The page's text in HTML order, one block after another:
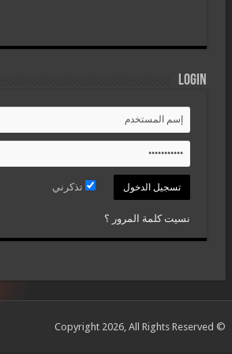
Login
تذكرني
نسيت كلمة المرور ؟
© Copyright 2026, All Rights Reserved